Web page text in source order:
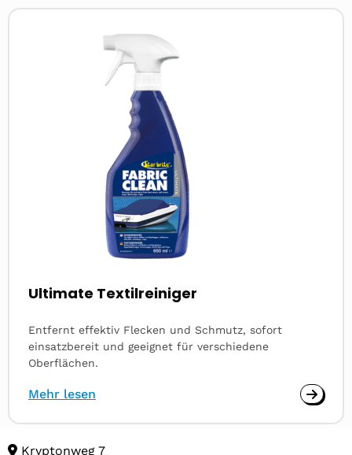
Ultimate Textilreiniger
Entfernt effektiv Flecken und Schmutz, sofort
einsatzbereit und geeignet für verschiedene
Oberflächen.
Mehr lesen
Read
Kryptonweg 7